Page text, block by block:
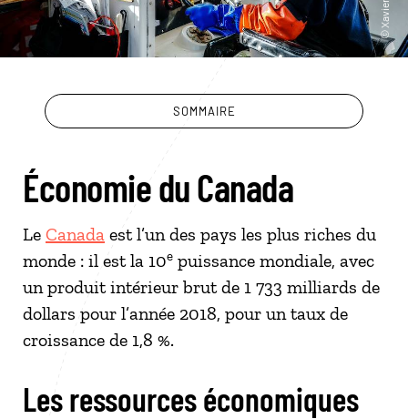
SOMMAIRE
Économie du Canada
Le Canada est l’un des pays les plus riches du
monde : il est la 10e puissance mondiale, avec
un produit intérieur brut de 1 733 milliards de
dollars pour l’année 2018, pour un taux de
croissance de 1,8 %.
Les ressources économiques